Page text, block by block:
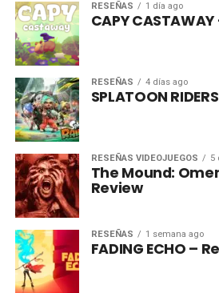
RESEÑAS 1 día ago
CAPY
RESEÑAS 4 días ago
SPLATOON
RESEÑAS VIDEOJUEGOS 5
The Mound:
Review
RESEÑAS 1 semana ago
FADING ECHO –